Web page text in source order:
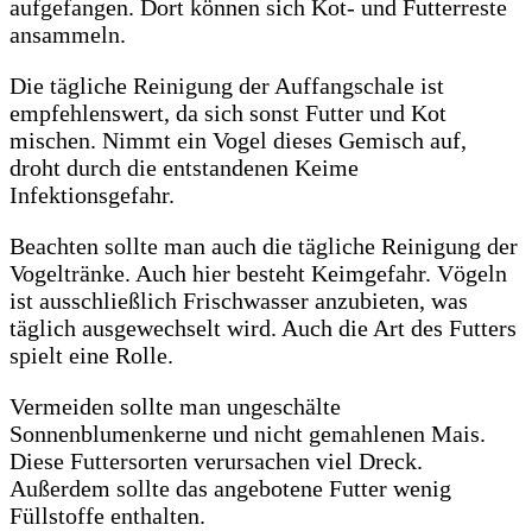
aufgefangen. Dort können sich Kot- und Futterreste
ansammeln.
Die tägliche Reinigung der Auffangschale ist
empfehlenswert, da sich sonst Futter und Kot
mischen. Nimmt ein Vogel dieses Gemisch auf,
droht durch die entstandenen Keime
Infektionsgefahr.
Beachten sollte man auch die tägliche Reinigung der
Vogeltränke. Auch hier besteht Keimgefahr. Vögeln
ist ausschließlich Frischwasser anzubieten, was
täglich ausgewechselt wird. Auch die Art des Futters
spielt eine Rolle.
Vermeiden sollte man ungeschälte
Sonnenblumenkerne und nicht gemahlenen Mais.
Diese Futtersorten verursachen viel Dreck.
Außerdem sollte das angebotene Futter wenig
Füllstoffe enthalten.